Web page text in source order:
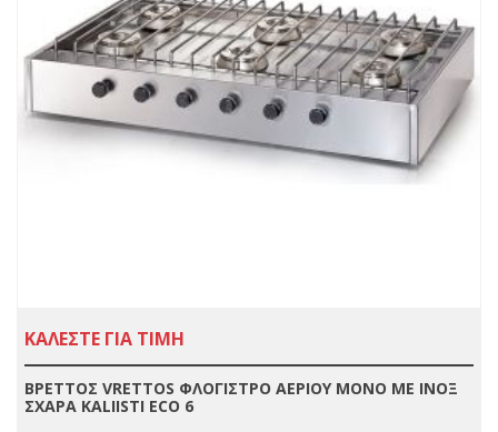
ΚΑΛΕΣΤΕ ΓΙΑ ΤΙΜΗ
ΒΡΕΤΤΟΣ VRETTOS ΦΛΟΓΙΣΤΡΟ ΑΕΡΙΟΥ ΜΟΝΟ ΜΕ ΙΝΟΞ
ΣΧΑΡΑ KALIISTI ECO 6